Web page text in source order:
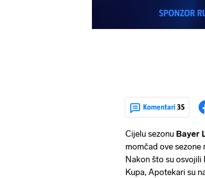
Komentari 35
Cijelu sezonu Bayer
momčad ove sezone
Nakon što su osvojili
Kupa, Apotekari su